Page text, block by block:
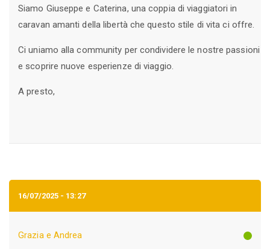
Siamo Giuseppe e Caterina, una coppia di viaggiatori in
caravan amanti della libertà che questo stile di vita ci offre.
Ci uniamo alla community per condividere le nostre passioni
e scoprire nuove esperienze di viaggio.
A presto,
16/07/2025 - 13:27
Grazia e Andrea